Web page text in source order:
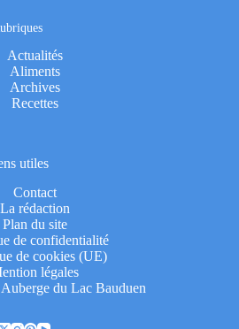
Actualités
Aliments
Archives
Recettes
utiles
Contact
La rédaction
Plan du site
de confidentialité
de cookies (UE)
légales
du Lac Bauduen